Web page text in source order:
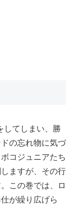
してしまい、勝
の忘れ物に気づ
コジュニアたち
ますが、その行
この巻では、ロ
が繰り広げら